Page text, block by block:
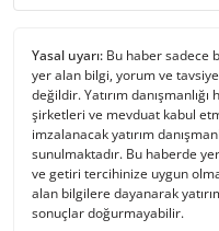
Yasal uyarı: Bu haber sadece
yer alan bilgi, yorum ve
değildir. Yatırım
şirketleri ve mevduat kabul
imzalanacak yatırım
sunulmaktadır. Bu haberde
ve getiri tercihinize uygun
alan bilgilere dayanarak
sonuçlar doğurmayabilir.